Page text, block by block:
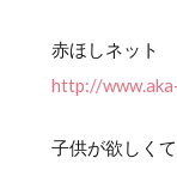
赤ほしネット
http://
子供が欲しく